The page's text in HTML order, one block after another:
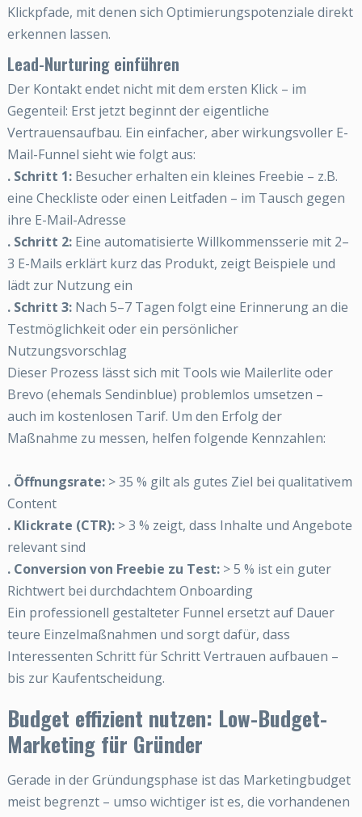
Klickpfade, mit denen sich Optimierungspotenziale direkt
erkennen lassen.
Lead-Nurturing einführen
Der Kontakt endet nicht mit dem ersten Klick – im
Gegenteil: Erst jetzt beginnt der eigentliche
Vertrauensaufbau. Ein einfacher, aber wirkungsvoller E-
Mail-Funnel sieht wie folgt aus:
. Schritt 1:Besucher erhalten ein kleines Freebie – z.B.
eine Checkliste oder einen Leitfaden – im Tausch gegen
ihre E-Mail-Adresse
. Schritt 2:Eine automatisierte Willkommensserie mit 2–
3 E-Mails erklärt kurz das Produkt, zeigt Beispiele und
lädt zur Nutzung ein
. Schritt 3:Nach 5–7 Tagen folgt eine Erinnerung an die
Testmöglichkeit oder ein persönlicher
Nutzungsvorschlag
Dieser Prozess lässt sich mit Tools wie Mailerlite oder
Brevo (ehemals Sendinblue) problemlos umsetzen –
auch im kostenlosen Tarif. Um den Erfolg der
Maßnahme zu messen, helfen folgende Kennzahlen:
. Öffnungsrate:> 35 % gilt als gutes Ziel bei qualitativem
Content
. Klickrate (CTR):> 3 % zeigt, dass Inhalte und Angebote
relevant sind
. Conversion von Freebie zu Test:> 5 % ist ein guter
Richtwert bei durchdachtem Onboarding
Ein professionell gestalteter Funnel ersetzt auf Dauer
teure Einzelmaßnahmen und sorgt dafür, dass
Interessenten Schritt für Schritt Vertrauen aufbauen –
bis zur Kaufentscheidung.
Budget effizient nutzen: Low-Budget-
Marketing für Gründer
Gerade in der Gründungsphase ist das Marketingbudget
meist begrenzt – umso wichtiger ist es, die vorhandenen